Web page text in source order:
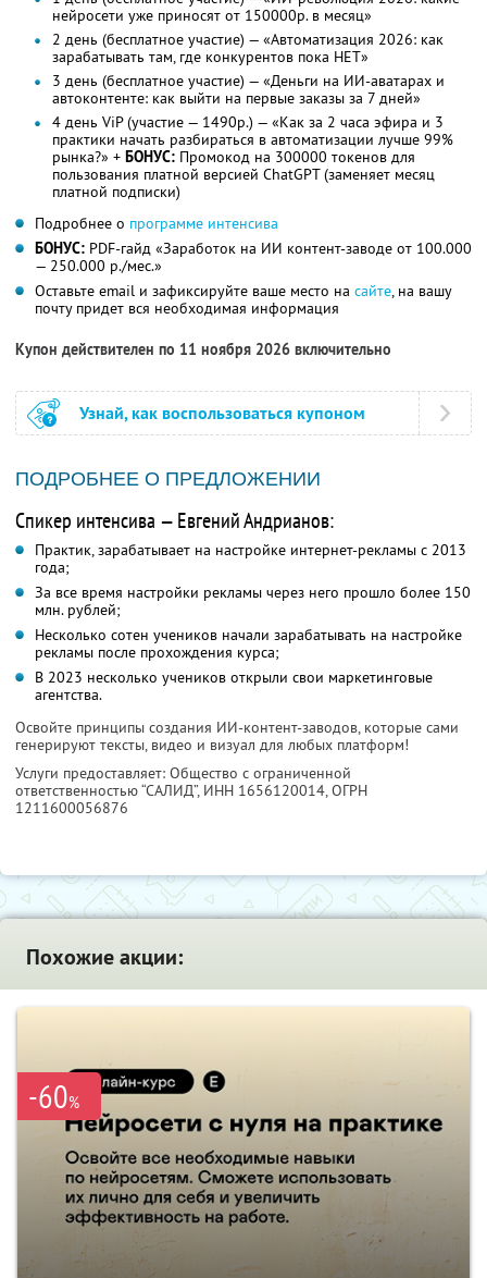
нейросети уже приносят от 150000р. в месяц»
2 день (бесплатное участие) — «Автоматизация 2026: как
зарабатывать там, где конкурентов пока НЕТ»
3 день (бесплатное участие) — «Деньги на ИИ-аватарах и
автоконтенте: как выйти на первые заказы за 7 дней»
4 день ViP (участие — 1490р.) — «Как за 2 часа эфира и 3
практики начать разбираться в автоматизации лучше 99%
рынка?» + БОНУС: Промокод на 300000 токенов для
пользования платной версией ChatGPT (заменяет месяц
платной подписки)
Подробнее о программе интенсива
БОНУС: PDF-гайд «Заработок на ИИ контент-заводе от 100.000
— 250.000 р./мес.»
Оставьте email и зафиксируйте ваше место на сайте, на вашу
почту придет вся необходимая информация
Купон действителен по 11 ноября 2026 включительно
Узнай, как воспользоваться купоном
ПОДРОБНЕЕ О ПРЕДЛОЖЕНИИ
Спикер интенсива — Евгений Андрианов:
Практик, зарабатывает на настройке интернет-рекламы с 2013
года;
За все время настройки рекламы через него прошло более 150
млн. рублей;
Несколько сотен учеников начали зарабатывать на настройке
рекламы после прохождения курса;
В 2023 несколько учеников открыли свои маркетинговые
агентства.
Освойте принципы создания ИИ-контент-заводов, которые сами
генерируют тексты, видео и визуал для любых платформ!
Услуги предоставляет: Общество с ограниченной
ответственностью “САЛИД”, ИНН 1656120014, ОГРН
1211600056876
Похожие акции:
-60%